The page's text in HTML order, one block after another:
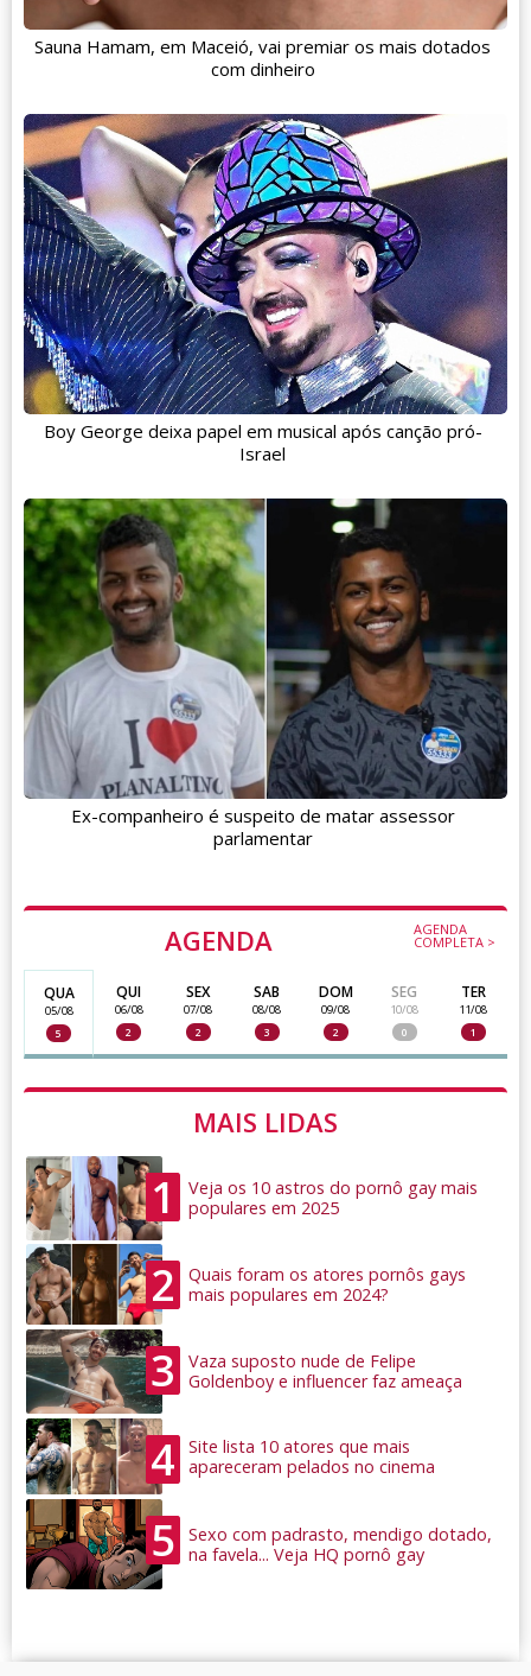
AGENDA AGENDA
COMPLETA >
QUA
05/08
5
QUI
06/08
2
SEX
07/08
2
SAB
08/08
3
DOM
09/08
2
SEG
10/08
0
TER
11/08
1
MAIS LIDAS
1
Veja os 10 astros do pornô gay mais
populares em 2025
2
Quais foram os atores pornôs gays
mais populares em 2024?
3
Vaza suposto nude de Felipe
Goldenboy e influencer faz ameaça
4
Site lista 10 atores que mais
apareceram pelados no cinema
5
Sexo com padrasto, mendigo dotado,
na favela... Veja HQ pornô gay
Sauna Hamam, em Maceió, vai premiar os mais dotados
com dinheiro
Boy George deixa papel em musical após canção pró-
Israel
Ex-companheiro é suspeito de matar assessor
parlamentar